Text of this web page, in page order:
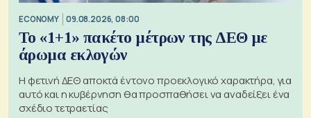
ECONOMY 09.08.2026, 08:00
Το «1+1» πακέτο μέτρων της ΔΕΘ με
άρωμα εκλογών
Η φετινή ΔΕΘ αποκτά έντονο προεκλογικό χαρακτήρα, για
αυτό και η κυβέρνηση θα προσπαθήσει να αναδείξει ένα
σχέδιο τετραετίας